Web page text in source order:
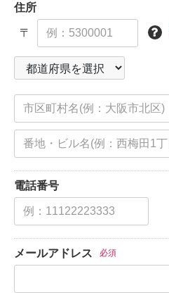
住所
〒
電話番号
メールアドレス 必須